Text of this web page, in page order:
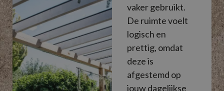
vaker gebruikt.
De ruimte voelt
logisch en
prettig, omdat
deze is
afgestemd op
jouw dagelijkse